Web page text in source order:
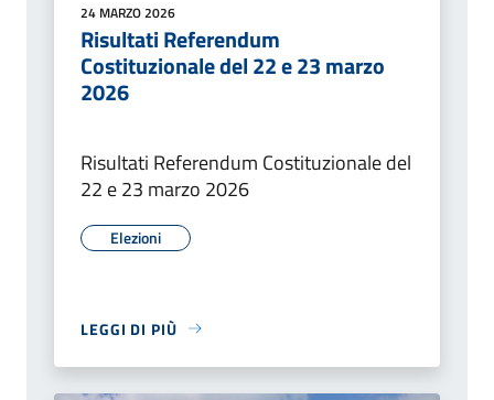
24 MARZO 2026
Risultati Referendum
Costituzionale del 22 e 23 marzo
2026
Risultati Referendum Costituzionale del
22 e 23 marzo 2026
Elezioni
LEGGI DI PIÙ